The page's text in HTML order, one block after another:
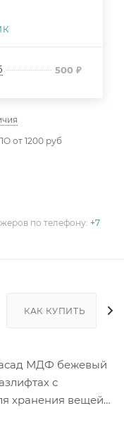
500 ₽
от 1200 руб
по телефону: +7
КАК КУПИТЬ
МДФ бежевый
с
хранения вещей